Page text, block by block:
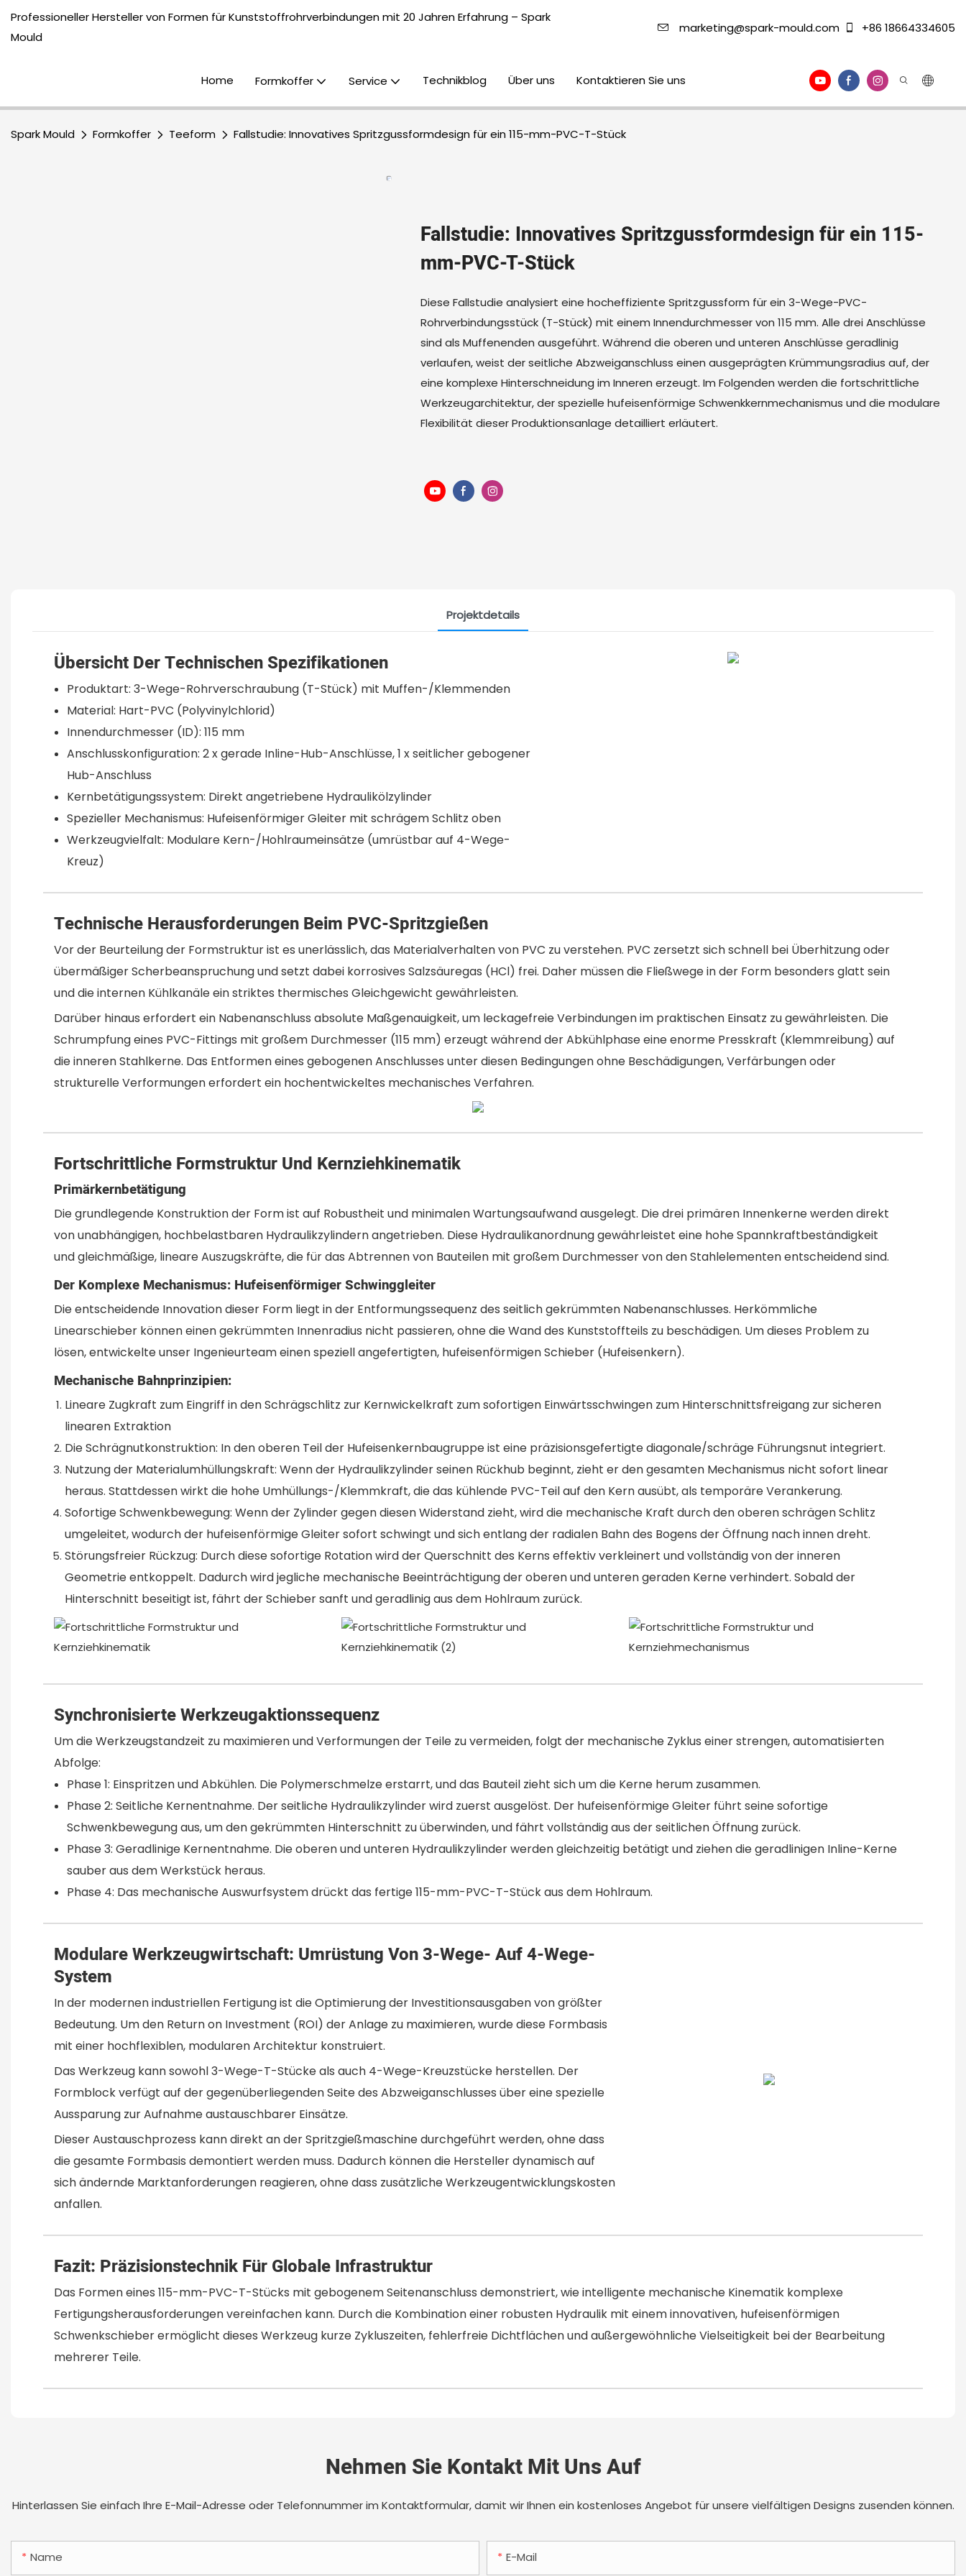
Professioneller Hersteller von Formen für Kunststoffrohrverbindungen mit 20 Jahren Erfahrung – Spark
Mould
marketing@spark-mould.com +86 18664334605
Home Formkoffer Service Technikblog Über uns Kontaktieren Sie uns
Spark Mould Formkoffer Teeform Fallstudie: Innovatives Spritzgussformdesign für ein 115-mm-PVC-T-Stück
Fallstudie: Innovatives Spritzgussformdesign für ein 115-
mm-PVC-T-Stück
Diese Fallstudie analysiert eine hocheffiziente Spritzgussform für ein 3-Wege-PVC-
Rohrverbindungsstück (T-Stück) mit einem Innendurchmesser von 115 mm. Alle drei Anschlüsse
sind als Muffenenden ausgeführt. Während die oberen und unteren Anschlüsse geradlinig
verlaufen, weist der seitliche Abzweiganschluss einen ausgeprägten Krümmungsradius auf, der
eine komplexe Hinterschneidung im Inneren erzeugt. Im Folgenden werden die fortschrittliche
Werkzeugarchitektur, der spezielle hufeisenförmige Schwenkkernmechanismus und die modulare
Flexibilität dieser Produktionsanlage detailliert erläutert.
Projektdetails
Übersicht Der Technischen Spezifikationen
Produktart: 3-Wege-Rohrverschraubung (T-Stück) mit Muffen-/Klemmenden
Material: Hart-PVC (Polyvinylchlorid)
Innendurchmesser (ID): 115 mm
Anschlusskonfiguration: 2 x gerade Inline-Hub-Anschlüsse, 1 x seitlicher gebogener
Hub-Anschluss
Kernbetätigungssystem: Direkt angetriebene Hydraulikölzylinder
Spezieller Mechanismus: Hufeisenförmiger Gleiter mit schrägem Schlitz oben
Werkzeugvielfalt: Modulare Kern-/Hohlraumeinsätze (umrüstbar auf 4-Wege-
Kreuz)
Technische Herausforderungen Beim PVC-Spritzgießen
Vor der Beurteilung der Formstruktur ist es unerlässlich, das Materialverhalten von PVC zu verstehen. PVC zersetzt sich schnell bei Überhitzung oder
übermäßiger Scherbeanspruchung und setzt dabei korrosives Salzsäuregas (HCl) frei. Daher müssen die Fließwege in der Form besonders glatt sein
und die internen Kühlkanäle ein striktes thermisches Gleichgewicht gewährleisten.
Darüber hinaus erfordert ein Nabenanschluss absolute Maßgenauigkeit, um leckagefreie Verbindungen im praktischen Einsatz zu gewährleisten. Die
Schrumpfung eines PVC-Fittings mit großem Durchmesser (115 mm) erzeugt während der Abkühlphase eine enorme Presskraft (Klemmreibung) auf
die inneren Stahlkerne. Das Entformen eines gebogenen Anschlusses unter diesen Bedingungen ohne Beschädigungen, Verfärbungen oder
strukturelle Verformungen erfordert ein hochentwickeltes mechanisches Verfahren.
Fortschrittliche Formstruktur Und Kernziehkinematik
Primärkernbetätigung
Die grundlegende Konstruktion der Form ist auf Robustheit und minimalen Wartungsaufwand ausgelegt. Die drei primären Innenkerne werden direkt
von unabhängigen, hochbelastbaren Hydraulikzylindern angetrieben. Diese Hydraulikanordnung gewährleistet eine hohe Spannkraftbeständigkeit
und gleichmäßige, lineare Auszugskräfte, die für das Abtrennen von Bauteilen mit großem Durchmesser von den Stahlelementen entscheidend sind.
Der Komplexe Mechanismus: Hufeisenförmiger Schwinggleiter
Die entscheidende Innovation dieser Form liegt in der Entformungssequenz des seitlich gekrümmten Nabenanschlusses. Herkömmliche
Linearschieber können einen gekrümmten Innenradius nicht passieren, ohne die Wand des Kunststoffteils zu beschädigen. Um dieses Problem zu
lösen, entwickelte unser Ingenieurteam einen speziell angefertigten, hufeisenförmigen Schieber (Hufeisenkern).
Mechanische Bahnprinzipien:
Lineare Zugkraft zum Eingriff in den Schrägschlitz zur Kernwickelkraft zum sofortigen Einwärtsschwingen zum Hinterschnittsfreigang zur sicheren
linearen Extraktion
Die Schrägnutkonstruktion: In den oberen Teil der Hufeisenkernbaugruppe ist eine präzisionsgefertigte diagonale/schräge Führungsnut integriert.
Nutzung der Materialumhüllungskraft: Wenn der Hydraulikzylinder seinen Rückhub beginnt, zieht er den gesamten Mechanismus nicht sofort linear
heraus. Stattdessen wirkt die hohe Umhüllungs-/Klemmkraft, die das kühlende PVC-Teil auf den Kern ausübt, als temporäre Verankerung.
Sofortige Schwenkbewegung: Wenn der Zylinder gegen diesen Widerstand zieht, wird die mechanische Kraft durch den oberen schrägen Schlitz
umgeleitet, wodurch der hufeisenförmige Gleiter sofort schwingt und sich entlang der radialen Bahn des Bogens der Öffnung nach innen dreht.
Störungsfreier Rückzug: Durch diese sofortige Rotation wird der Querschnitt des Kerns effektiv verkleinert und vollständig von der inneren
Geometrie entkoppelt. Dadurch wird jegliche mechanische Beeinträchtigung der oberen und unteren geraden Kerne verhindert. Sobald der
Hinterschnitt beseitigt ist, fährt der Schieber sanft und geradlinig aus dem Hohlraum zurück.
Synchronisierte Werkzeugaktionssequenz
Um die Werkzeugstandzeit zu maximieren und Verformungen der Teile zu vermeiden, folgt der mechanische Zyklus einer strengen, automatisierten
Abfolge:
Phase 1: Einspritzen und Abkühlen. Die Polymerschmelze erstarrt, und das Bauteil zieht sich um die Kerne herum zusammen.
Phase 2: Seitliche Kernentnahme. Der seitliche Hydraulikzylinder wird zuerst ausgelöst. Der hufeisenförmige Gleiter führt seine sofortige
Schwenkbewegung aus, um den gekrümmten Hinterschnitt zu überwinden, und fährt vollständig aus der seitlichen Öffnung zurück.
Phase 3: Geradlinige Kernentnahme. Die oberen und unteren Hydraulikzylinder werden gleichzeitig betätigt und ziehen die geradlinigen Inline-Kerne
sauber aus dem Werkstück heraus.
Phase 4: Das mechanische Auswurfsystem drückt das fertige 115-mm-PVC-T-Stück aus dem Hohlraum.
Modulare Werkzeugwirtschaft: Umrüstung Von 3-Wege- Auf 4-Wege-
System
In der modernen industriellen Fertigung ist die Optimierung der Investitionsausgaben von größter
Bedeutung. Um den Return on Investment (ROI) der Anlage zu maximieren, wurde diese Formbasis
mit einer hochflexiblen, modularen Architektur konstruiert.
Das Werkzeug kann sowohl 3-Wege-T-Stücke als auch 4-Wege-Kreuzstücke herstellen. Der
Formblock verfügt auf der gegenüberliegenden Seite des Abzweiganschlusses über eine spezielle
Aussparung zur Aufnahme austauschbarer Einsätze.
Dieser Austauschprozess kann direkt an der Spritzgießmaschine durchgeführt werden, ohne dass
die gesamte Formbasis demontiert werden muss. Dadurch können die Hersteller dynamisch auf
sich ändernde Marktanforderungen reagieren, ohne dass zusätzliche Werkzeugentwicklungskosten
anfallen.
Fazit: Präzisionstechnik Für Globale Infrastruktur
Das Formen eines 115-mm-PVC-T-Stücks mit gebogenem Seitenanschluss demonstriert, wie intelligente mechanische Kinematik komplexe
Fertigungsherausforderungen vereinfachen kann. Durch die Kombination einer robusten Hydraulik mit einem innovativen, hufeisenförmigen
Schwenkschieber ermöglicht dieses Werkzeug kurze Zykluszeiten, fehlerfreie Dichtflächen und außergewöhnliche Vielseitigkeit bei der Bearbeitung
mehrerer Teile.
Nehmen Sie Kontakt Mit Uns Auf
Hinterlassen Sie einfach Ihre E-Mail-Adresse oder Telefonnummer im Kontaktformular, damit wir Ihnen ein kostenloses Angebot für unsere vielfältigen Designs zusenden können.
Name E-Mail